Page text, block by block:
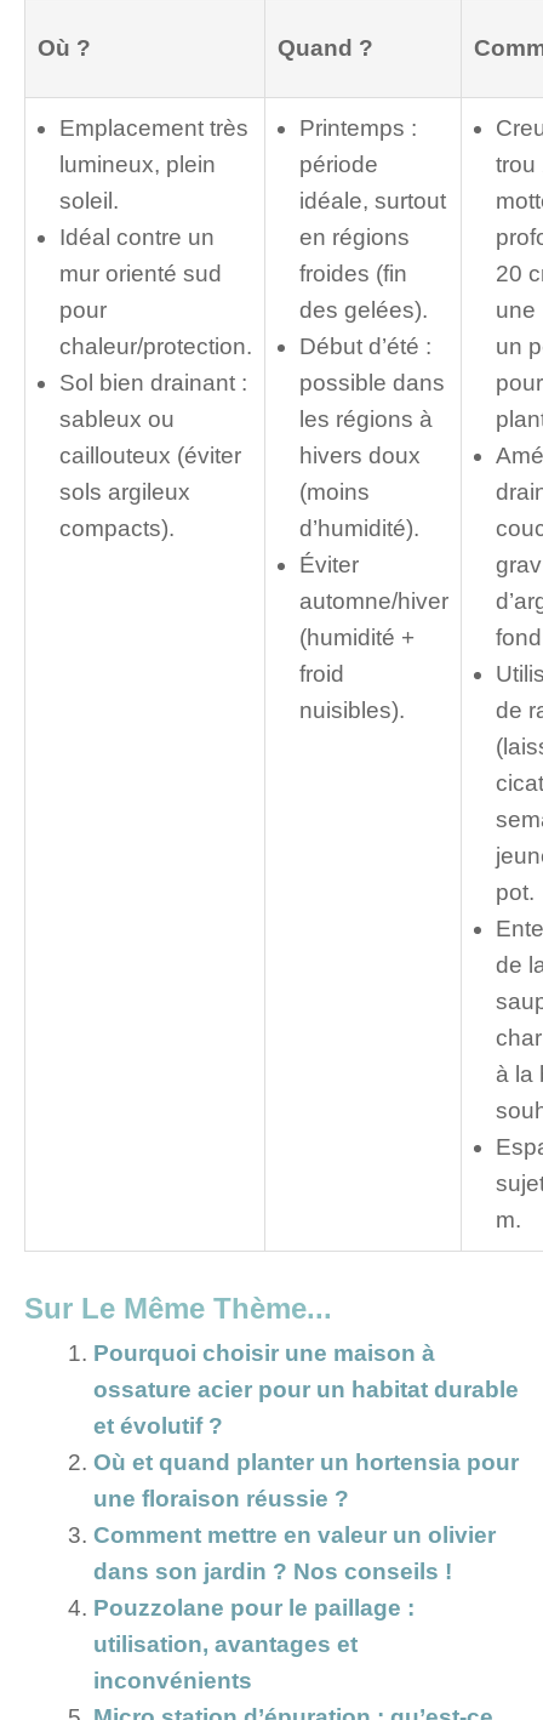
Où ? Quand ?
Emplacement très
lumineux, plein
soleil.
Idéal contre un
mur orienté sud
pour
chaleur/protection.
Sol bien drainant :
sableux ou
caillouteux (éviter
sols argileux
compacts).
Printemps :
période
idéale, surtout
en régions
froides (fin
des gelées).
Début d’été :
possible dans
les régions à
hivers doux
(moins
d’humidité).
Éviter
automne/hiver
(humidité +
froid
nuisibles).
trou
20
une
un
de
pot.
de
à la
m.
Sur Le Même Thème...
Pourquoi choisir une maison à
ossature acier pour un habitat durable
et évolutif ?
Où et quand planter un hortensia pour
une floraison réussie ?
Comment mettre en valeur un olivier
dans son jardin ? Nos conseils !
Pouzzolane pour le paillage :
utilisation, avantages et
inconvénients